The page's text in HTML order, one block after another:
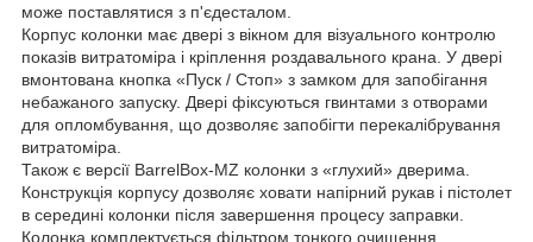
може поставлятися з п'єдесталом.
Корпус колонки має двері з вікном для візуального контролю
показів витратоміра і кріплення роздавального крана. У двері
вмонтована кнопка «Пуск / Стоп» з замком для запобігання
небажаного запуску. Двері фіксуються гвинтами з отворами
для опломбування, що дозволяє запобігти перекалібрування
витратоміра.
Також є версії BarrelBox-MZ колонки з «глухий» дверима.
Конструкція корпусу дозволяє ховати напірний рукав і пістолет
в середині колонки після завершення процесу заправки.
Колонка комплектується фільтром тонкого очищення,